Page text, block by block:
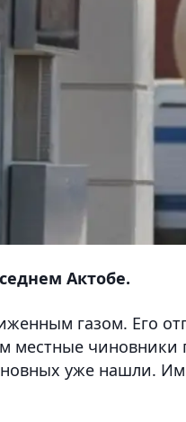
Актобе.
газом. Его
местные
уже нашли.